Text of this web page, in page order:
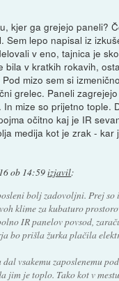
kjer ga grejejo paneli?
Sem lepo napisal iz
v eno, tajnica je
bila v kratkih rokavih,
mizo sem si
grelec. Paneli
In mize so prijetno tople.
očitno kaj je IR
medija kot je zrak - kar
ob 14:59izjavil:
bolj zadovoljni. Prej so
klime za kubaturo
IR panelov povsod,
bo prišla žurka plačila
dal vsakemu zaposlenemu
jim je toplo. Tako kot v